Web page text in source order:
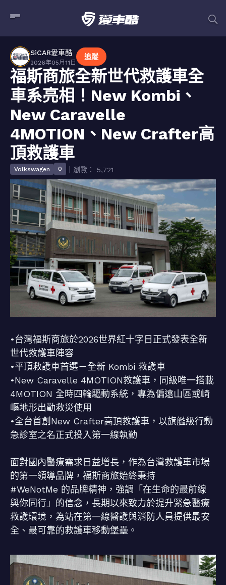
SiCAR愛車酷
2026年05月11日
追蹤
福斯商旅全新世代救護車全
車系亮相！New Kombi、
New Caravelle
4MOTION、New Crafter高
頂救護車
Volkswagen 0 ｜瀏覽： 5,721
•台灣福斯商旅於2026世界紅十字日正式發表全新
世代救護車陣容
•平頂救護車首選－全新 Kombi 救護車
•New Caravelle 4MOTION救護車，同級唯一搭載
4MOTION 全時四輪驅動系統，專為偏遠山區或崎
嶇地形出勤救災使用
•全台首創New Crafter高頂救護車，以旗艦級行動
急診室之名正式投入第一線執勤
面對國內醫療需求日益增長，作為台灣救護車市場
的第一領導品牌，福斯商旅始終秉持
#WeNotMe 的品牌精神，強調「在生命的最前線
與你同行」的信念，長期以來致力於提升緊急醫療
救護環境，為站在第一線醫護與消防人員提供最安
全、最可靠的救護車移動堡壘。